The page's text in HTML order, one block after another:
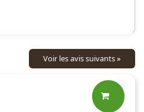
Voir les avis suivants »